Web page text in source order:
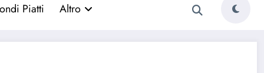
Piatti Altro